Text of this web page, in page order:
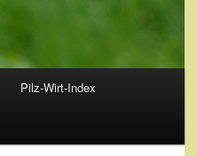
Pilz-Wirt-Index